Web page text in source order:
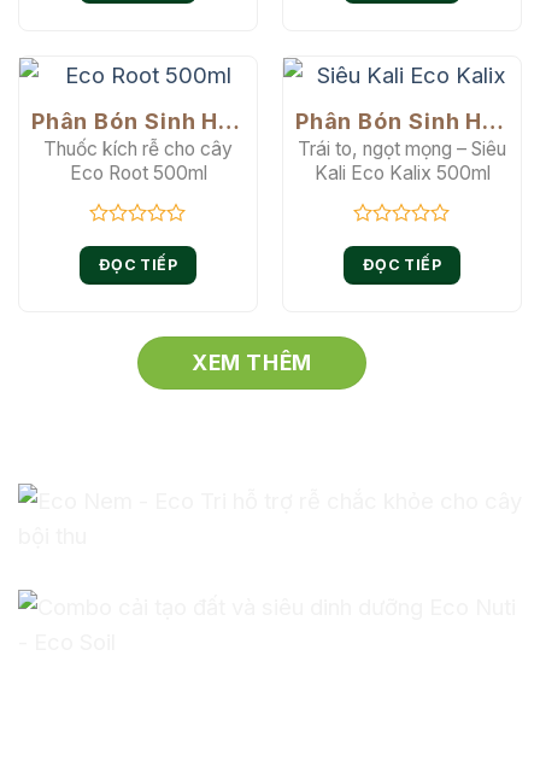
Phân Bón Sinh Học
Thuốc kích rễ cho cây
Eco Root 500ml
xếp
hạng
ĐỌC TIẾP
Phân Bón Sinh Học
Trái to, ngọt mọng – Siêu
Kali Eco Kalix 500ml
xếp
hạng
sao
ĐỌC TIẾP
XEM THÊM